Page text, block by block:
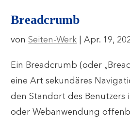
Breadcrumb
vonSeiten-Werk |Apr. 19,
Ein Breadcrumb (oder
eine Art sekundäres
den Standort des Benutzers
oder Webanwendung